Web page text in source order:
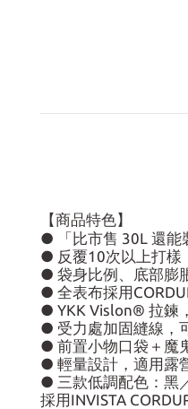
【商品特色】
● 「比市售 30L 還能
● 反覆10次以上打樣
● 袋身比例、底部膨
● 全表布採用
● YKK Vislon® 拉鍊
● 受力處加固縫線，
● 前置小物口袋＋魔
● 輕量設計，適用露
● 三款低調配色：黑
採用INVISTA